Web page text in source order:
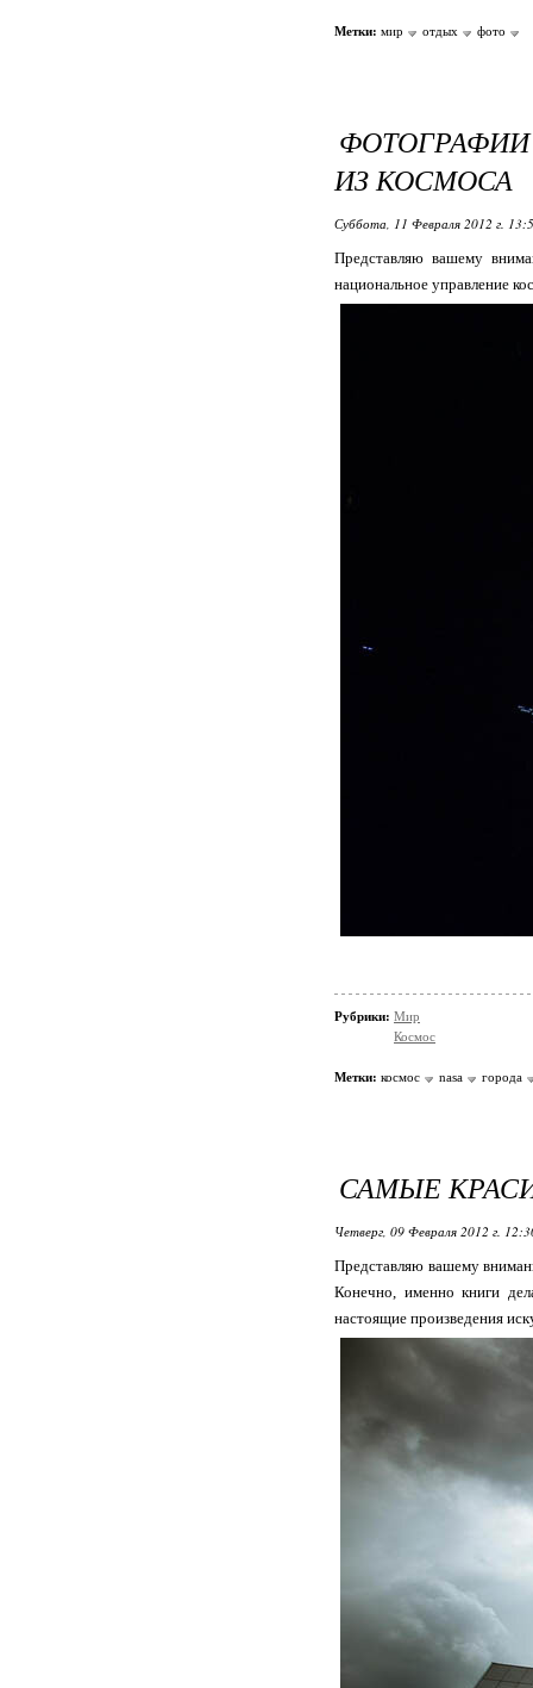
Метки: мир отдых фото
ИЗ КОСМОСА
Суббота, 11 Февраля 2012 г.
Представляю вашему
национальное управление
Рубрики: Мир
Космос
Метки: космос nasa города
САМЫЕ
Четверг, 09 Февраля 2012 г.
Представляю вашему
Конечно, именно книги
настоящие произведения